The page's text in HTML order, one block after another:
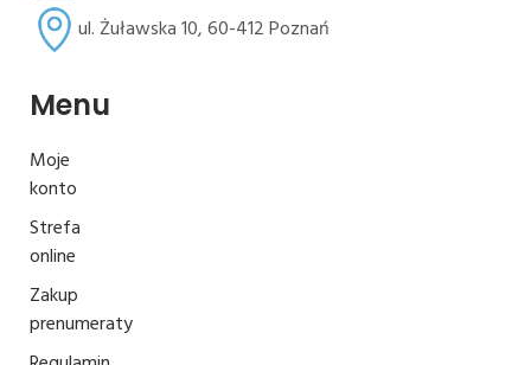
ul. Żuławska 10, 60-412 Poznań
Menu
Moje
konto
Strefa
online
Zakup
prenumeraty